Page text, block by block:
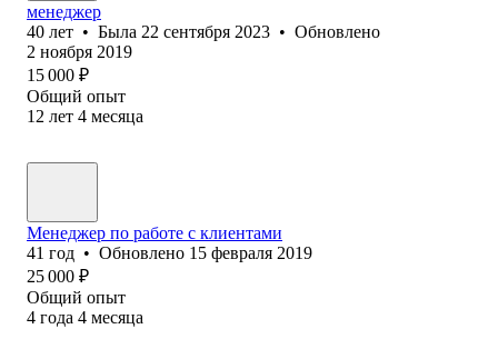
менеджер
40 лет • Была 22 сентября 2023 • Обновлено
2 ноября 2019
15 000 ₽
Общий опыт
12 лет 4 месяца
Менеджер по работе с клиентами
41 год • Обновлено 15 февраля 2019
25 000 ₽
Общий опыт
4 года 4 месяца